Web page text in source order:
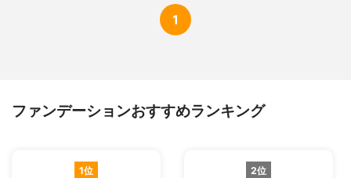
1
ファンデーションおすすめランキング
1位 2位